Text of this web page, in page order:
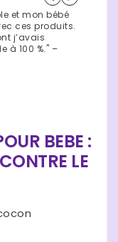
et mon bébé
ces produits.
j’avais
à 100 %." –
BEBE :
LE